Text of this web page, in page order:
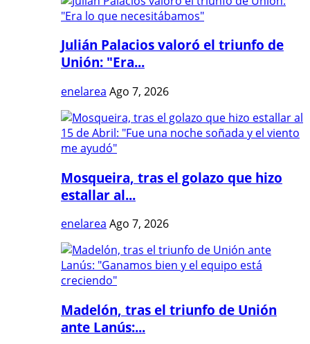
Julián Palacios valoró el triunfo de
Unión: "Era...
enelarea Ago 7, 2026
Mosqueira, tras el golazo que hizo
estallar al...
enelarea Ago 7, 2026
Madelón, tras el triunfo de Unión
ante Lanús:...